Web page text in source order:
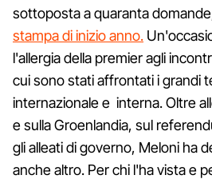
sottoposta a quaranta
stampa di inizio anno.
l'allergia della premier agli
cui sono stati affrontati i grandi
internazionale e interna. Oltre
e sulla Groenlandia, sul
gli alleati di governo, Meloni ha
anche altro. Per chi l'ha vista e